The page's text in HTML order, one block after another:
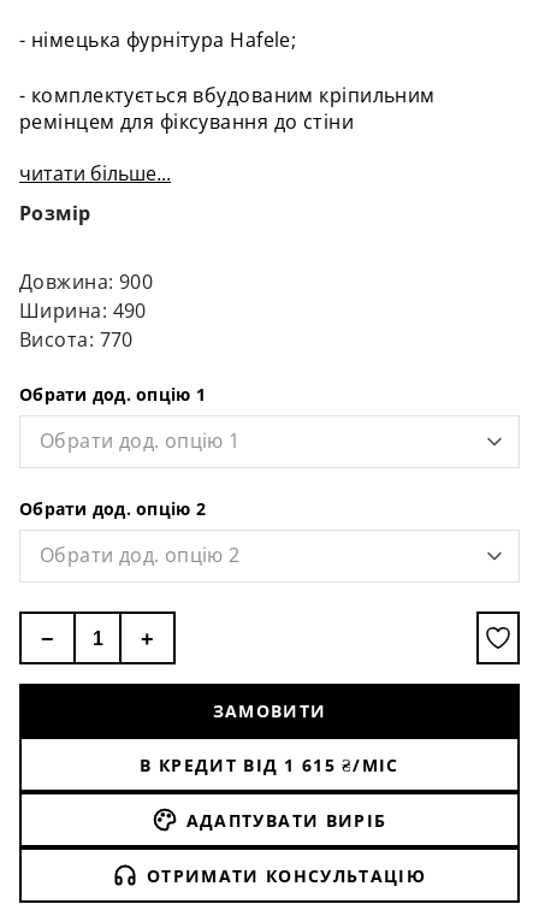
- німецька фурнітура Hafele;
- комплектується вбудованим кріпильним
ремінцем для фіксування до стіни
читати більше...
Розмір
Довжина: 900
Ширина: 490
Висота: 770
Обрати дод. опцію 1
Обрати дод. опцію 1
Обрати дод. опцію 2
Обрати дод. опцію 2
− +
ЗАМОВИТИ
В КРЕДИТ ВІД 1 615 ₴/МІС
АДАПТУВАТИ ВИРІБ
ОТРИМАТИ КОНСУЛЬТАЦІЮ